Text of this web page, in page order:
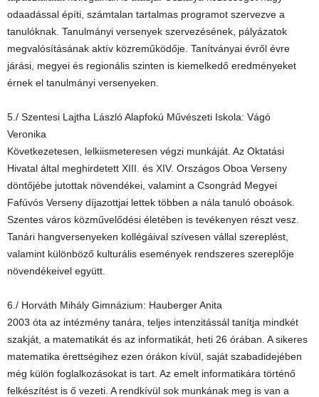
odaadással építi, számtalan tartalmas programot szervezve a
tanulóknak. Tanulmányi versenyek szervezésének, pályázatok
megvalósításának aktív közreműködője. Tanítványai évről évre
járási, megyei és regionális szinten is kiemelkedő eredményeket
érnek el tanulmányi versenyeken.
5./ Szentesi Lajtha László Alapfokú Művészeti Iskola: Vágó
Veronika
Következetesen, lelkiismeteresen végzi munkáját. Az Oktatási
Hivatal által meghirdetett XIII. és XIV. Országos Oboa Verseny
döntőjébe jutottak növendékei, valamint a Csongrád Megyei
Fafúvós Verseny díjazottjai lettek többen a nála tanuló oboások.
Szentes város közművelődési életében is tevékenyen részt vesz.
Tanári hangversenyeken kollégáival szívesen vállal szereplést,
valamint különböző kulturális események rendszeres szereplője
növendékeivel együtt.
6./ Horváth Mihály Gimnázium: Hauberger Anita
2003 óta az intézmény tanára, teljes intenzitássál tanítja mindkét
szakját, a matematikát és az informatikát, heti 26 órában. A sikeres
matematika érettségihez ezen órákon kívül, saját szabadidejében
még külön foglalkozásokat is tart. Az emelt informatikára történő
felkészítést is ő vezeti. A rendkívül sok munkának meg is van a